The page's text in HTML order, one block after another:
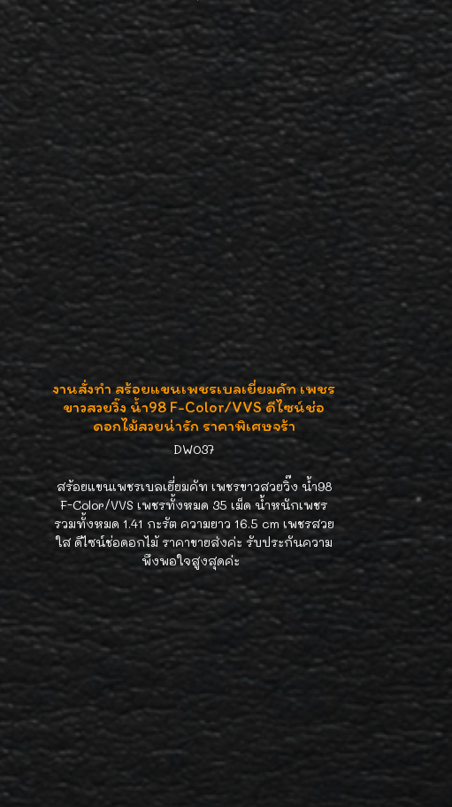
งานสั่งทำ สร้อยแขนเพชรเบลเยี่ยมคัท เพชร
ขาวสวยวิ๊ง น้ำ98 F-Color/VVS ดีไซน์ช่อ
ดอกไม้สวยน่ารัก ราคาพิเศษจร้า
DW037
สร้อยแขนเพชรเบลเยี่ยมคัท เพชรขาวสวยวิ๊ง น้ำ98
F-Color/VVS เพชรทั้งหมด 35 เม็ด น้ำหนักเพชร
รวมทั้งหมด 1.41 กะรัต ความยาว 16.5 cm เพชรสวย
ใส ดีไซน์ช่อดอกไม้ ราคาขายส่งค่ะ รับประกันความ
พึงพอใจสูงสุดค่ะ